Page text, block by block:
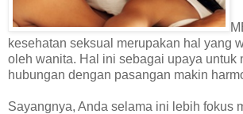
kesehatan seksual merupakan hal yang
oleh wanita. Hal ini sebagai upaya untuk
hubungan dengan pasangan makin
Sayangnya, Anda selama ini lebih fokus